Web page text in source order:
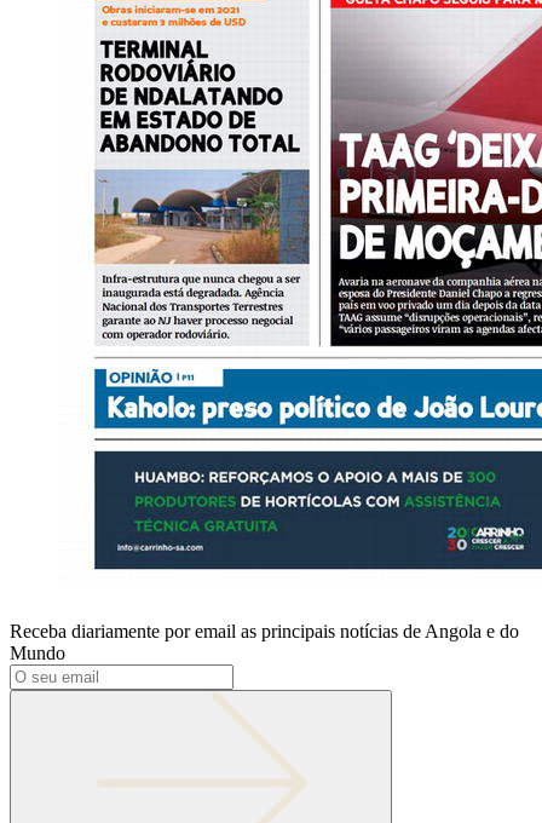
Receba diariamente por email as principais notícias de Angola e do
Mundo